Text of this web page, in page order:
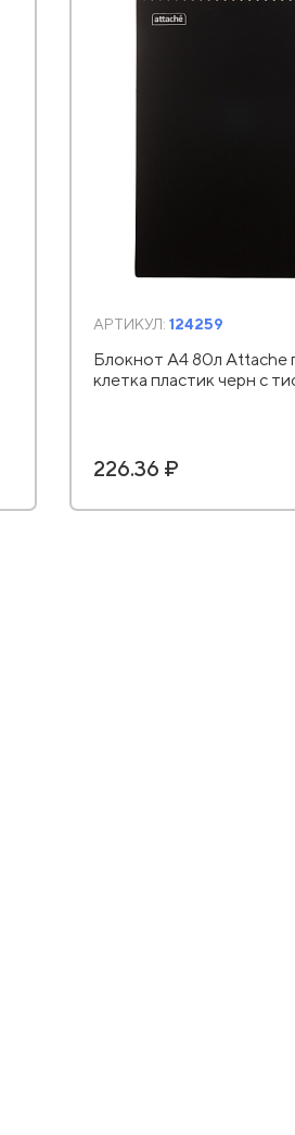
АРТИКУЛ: 124259
Блокнот А4 80л Attache
клетка пластик черн с
226.36 ₽